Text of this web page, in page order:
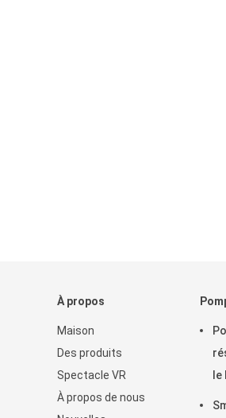
À propos
Maison
Des produits
Spectacle VR
À propos de nous